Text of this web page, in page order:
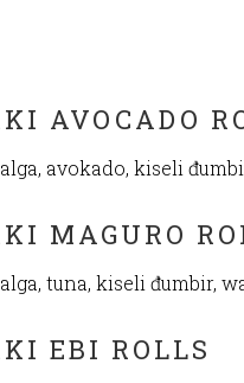
AVOCADO
avokado, kiseli
MAGURO
tuna, kiseli đumbir,
EBI ROLLS